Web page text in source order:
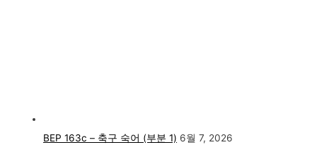
BEP 163c – 축구 숙어 (부분 1) 6월 7, 2026